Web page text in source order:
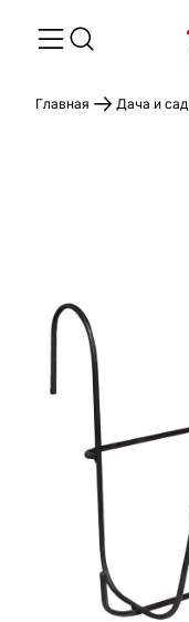
Главная Дача и сад